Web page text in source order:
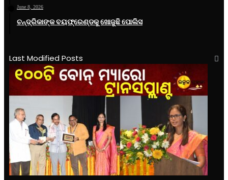
June 8, 2026
ଚନ୍ଦ୍ରିକାଙ୍କ ବୟଫ୍ରେଣ୍ଡକୁ ଖୋଜୁଛି ପୋଲିସ
Last Modified Posts